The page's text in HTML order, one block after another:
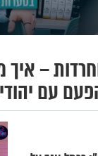
– איך
עם